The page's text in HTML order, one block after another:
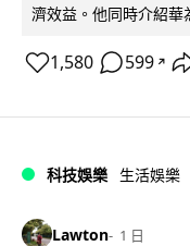
濟效益。他同時介紹華
1,580 599 ↗
科技娛樂 生活娛樂
Lawton 1 日